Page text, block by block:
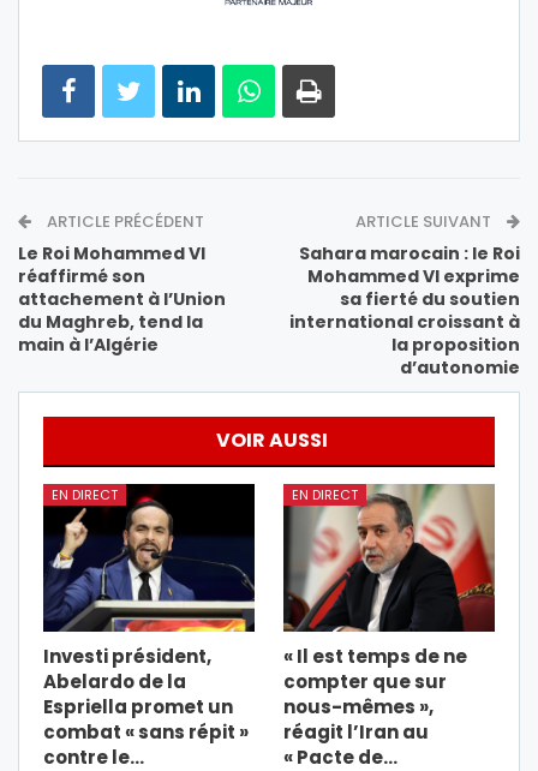
ARTICLE PRÉCÉDENT
Le Roi Mohammed VI
réaffirmé son
attachement à l’Union
du Maghreb, tend la
main à l’Algérie
ARTICLE SUIVANT
Sahara marocain : le Roi
Mohammed VI exprime
sa fierté du soutien
international croissant à
la proposition
d’autonomie
VOIR AUSSI
EN DIRECT
Investi président,
Abelardo de la
Espriella promet un
combat « sans répit »
contre le…
EN DIRECT
« Il est temps de ne
compter que sur
nous-mêmes »,
réagit l’Iran au
« Pacte de…